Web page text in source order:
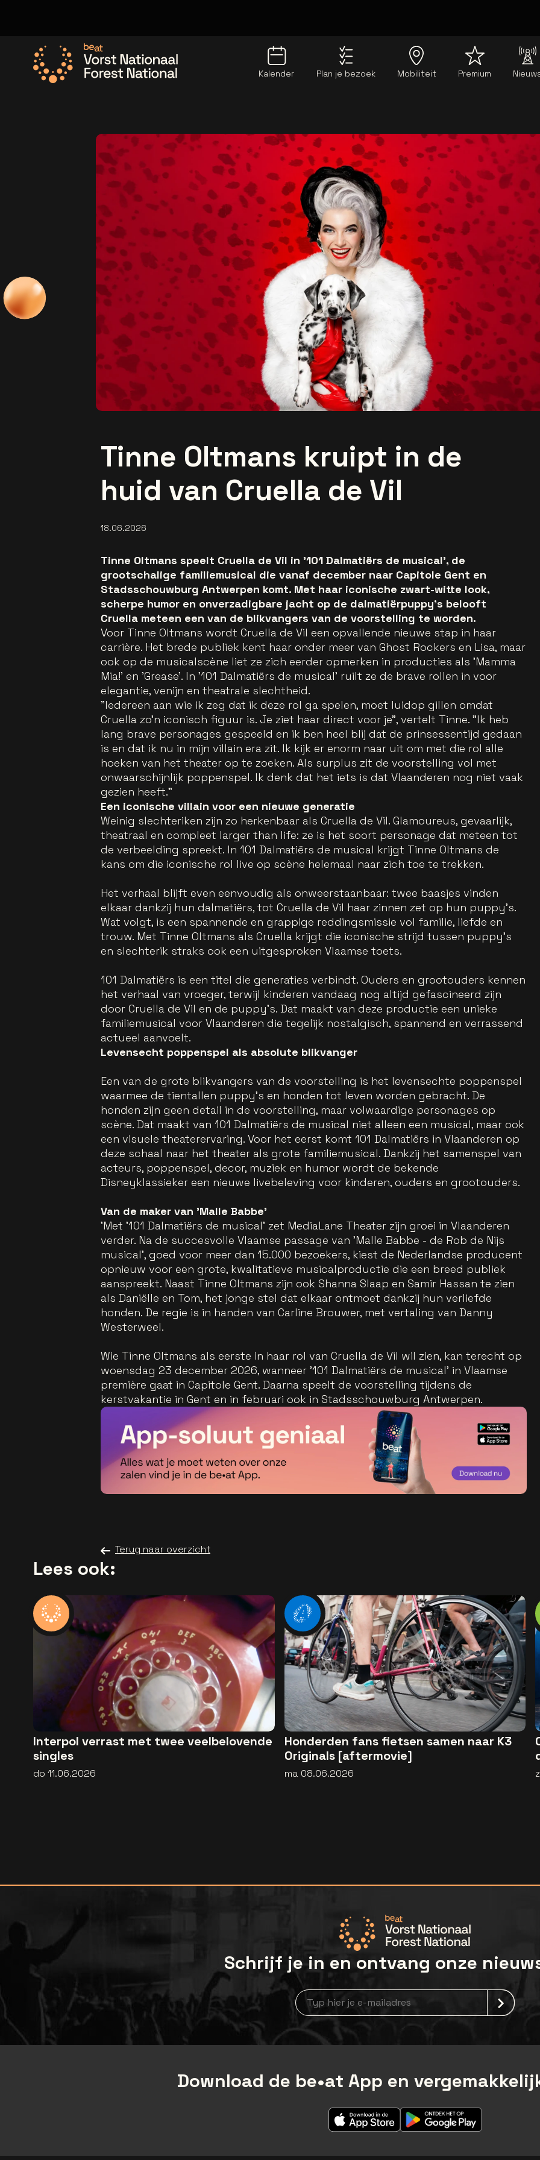
Kalender Plan je bezoek Mobiliteit Premium
Tinne Oltmans kruipt in de
huid van Cruella de Vil
18.06.2026
Tinne Oltmans speelt Cruella de Vil in '101 Dalmatiërs de musical', de
grootschalige familiemusical die vanaf december naar Capitole Gent en
Stadsschouwburg Antwerpen komt. Met haar iconische zwart-witte look,
scherpe humor en onverzadigbare jacht op de dalmatiërpuppy's belooft
Cruella meteen een van de blikvangers van de voorstelling te worden.
Voor Tinne Oltmans wordt Cruella de Vil een opvallende nieuwe stap in haar
carrière. Het brede publiek kent haar onder meer van Ghost Rockers en Lisa, maar
ook op de musicalscène liet ze zich eerder opmerken in producties als 'Mamma
Mia!' en 'Grease'. In '101 Dalmatiërs de musical' ruilt ze de brave rollen in voor
elegantie, venijn en theatrale slechtheid.
"Iedereen aan wie ik zeg dat ik deze rol ga spelen, moet luidop gillen omdat
Cruella zo’n iconisch figuur is. Je ziet haar direct voor je", vertelt Tinne. "Ik heb
lang brave personages gespeeld en ik ben heel blij dat de prinsessentijd gedaan
is en dat ik nu in mijn villain era zit. Ik kijk er enorm naar uit om met die rol alle
hoeken van het theater op te zoeken. Als surplus zit de voorstelling vol met
onwaarschijnlijk poppenspel. Ik denk dat het iets is dat Vlaanderen nog niet vaak
gezien heeft."
Een iconische villain voor een nieuwe generatie
Weinig slechteriken zijn zo herkenbaar als Cruella de Vil. Glamoureus, gevaarlijk,
theatraal en compleet larger than life: ze is het soort personage dat meteen tot
de verbeelding spreekt. In 101 Dalmatiërs de musical krijgt Tinne Oltmans de
kans om die iconische rol live op scène helemaal naar zich toe te trekken.
Het verhaal blijft even eenvoudig als onweerstaanbaar: twee baasjes vinden
elkaar dankzij hun dalmatiërs, tot Cruella de Vil haar zinnen zet op hun puppy’s.
Wat volgt, is een spannende en grappige reddingsmissie vol familie, liefde en
trouw. Met Tinne Oltmans als Cruella krijgt die iconische strijd tussen puppy’s
en slechterik straks ook een uitgesproken Vlaamse toets.
101 Dalmatiërs is een titel die generaties verbindt. Ouders en grootouders kennen
het verhaal van vroeger, terwijl kinderen vandaag nog altijd gefascineerd zijn
door Cruella de Vil en de puppy’s. Dat maakt van deze productie een unieke
familiemusical voor Vlaanderen die tegelijk nostalgisch, spannend en verrassend
actueel aanvoelt.
Levensecht poppenspel als absolute blikvanger
Een van de grote blikvangers van de voorstelling is het levensechte poppenspel
waarmee de tientallen puppy’s en honden tot leven worden gebracht. De
honden zijn geen detail in de voorstelling, maar volwaardige personages op
scène. Dat maakt van 101 Dalmatiërs de musical niet alleen een musical, maar ook
een visuele theaterervaring. Voor het eerst komt 101 Dalmatiërs in Vlaanderen op
deze schaal naar het theater als grote familiemusical. Dankzij het samenspel van
acteurs, poppenspel, decor, muziek en humor wordt de bekende
Disneyklassieker een nieuwe livebeleving voor kinderen, ouders en grootouders.
Van de maker van 'Malle Babbe'
'Met '101 Dalmatiërs de musical' zet MediaLane Theater zijn groei in Vlaanderen
verder. Na de succesvolle Vlaamse passage van 'Malle Babbe - de Rob de Nijs
musical', goed voor meer dan 15.000 bezoekers, kiest de Nederlandse producent
opnieuw voor een grote, kwalitatieve musicalproductie die een breed publiek
aanspreekt. Naast Tinne Oltmans zijn ook Shanna Slaap en Samir Hassan te zien
als Daniëlle en Tom, het jonge stel dat elkaar ontmoet dankzij hun verliefde
honden. De regie is in handen van Carline Brouwer, met vertaling van Danny
Westerweel.
Wie Tinne Oltmans als eerste in haar rol van Cruella de Vil wil zien, kan terecht op
woensdag 23 december 2026, wanneer '101 Dalmatiërs de musical' in Vlaamse
première gaat in Capitole Gent. Daarna speelt de voorstelling tijdens de
kerstvakantie in Gent en in februari ook in Stadsschouwburg Antwerpen.
Terug naar overzicht
Lees ook:
Interpol verrast met twee veelbelovende
singles
do 11.06.2026
Honderden fans fietsen samen naar K3
Originals [aftermovie]
ma 08.06.2026
Schrijf je in en ontvang onze
Nieuwsbrief aanmelding
Download de be•at App en